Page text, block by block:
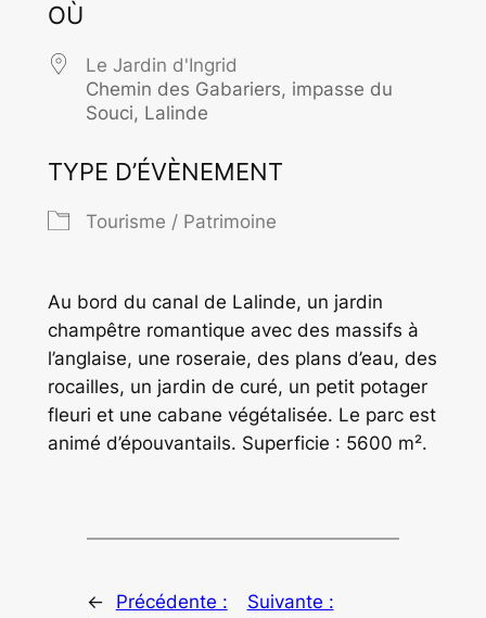
OÙ
Le Jardin d'Ingrid
Chemin des Gabariers, impasse du
Souci, Lalinde
TYPE D’ÉVÈNEMENT
Tourisme / Patrimoine
Au bord du canal de Lalinde, un jardin
champêtre romantique avec des massifs à
l’anglaise, une roseraie, des plans d’eau, des
rocailles, un jardin de curé, un petit potager
fleuri et une cabane végétalisée. Le parc est
animé d’épouvantails. Superficie : 5600 m².
←
Précédente :
Suivante :